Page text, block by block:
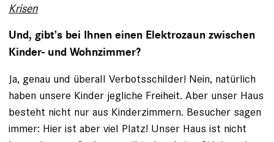
Krisen
Und, gibt’s bei Ihnen einen Elektrozaun zwischen
Kinder- und Wohnzimmer?
Ja, genau und überall Verbotsschilder! Nein, natürlich
haben unsere Kinder jeg­liche Freiheit. Aber unser Haus
besteht nicht nur aus Kinderzimmern. Besucher sagen
immer: Hier ist aber viel Platz! Unser Haus ist nicht